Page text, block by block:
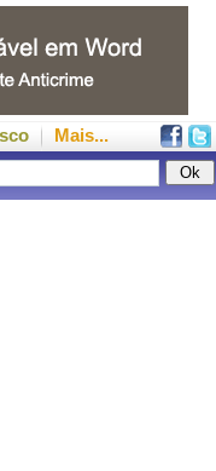
Mais...